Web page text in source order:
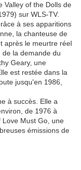
Valley of the Dolls de
sur WLS-TV.
à ses apparitions
la chanteuse de
après le meurtre réel
la demande du
Geary, une
est restée dans la
jusqu'en 1986,
à succès. Elle a
de 1976 à
Must Go, une
émissions de